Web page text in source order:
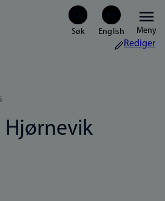
Meny
Rediger
Hjørnevik